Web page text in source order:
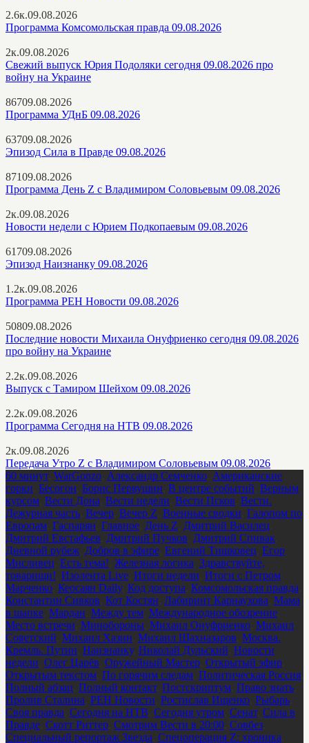
2.6к.09.08.2026
Программа Комсомольская правда 09.08.2026
2к.09.08.2026
Свежий выпуск Юрия Подоляки сегодня 09.08.2026 про
войну на Украине
86709.08.2026
Программа УДнБ 09.08.2026
63709.08.2026
Эпизод Сила в Правде 09.08.2026
87109.08.2026
Программа День Z с Владимиром Соловьевым 09.08.2026
2к.09.08.2026
Новости недели с Юрием Подкопаевым 09.08.2026
61709.08.2026
Эпизод Наизнанку 09.08.2026
1.2к.09.08.2026
Программа РЕН Новости 09.08.2026
50809.08.2026
Последние новости Михаила Онуфриенко сегодня 09.08.2026
про войну на Украине
2.2к.09.08.2026
Выпуск с Тамиром Шейхом 09.08.2026
2.2к.09.08.2026
Программа Сегодня на НТВ 09.08.2026
2к.09.08.2026
Передача Утро Z с Владимиром Соловьевым 09.08.2026
60 минут, WarGonzo Александр Семченко Американские
горки Бесогон Борис Первушин В центре событий Верным
курсом Вести Дона Вести недели Вести Псков Вести.
Дежурная часть Вечер Вечер Z Военные сводки Галопом по
Европам Гаспарян Главное День Z Дмитрий Василец
Дмитрий Евстафьев Дмитрий Пучков Дмитрий Спивак
Дневной рубеж Добров в эфире Евгений Тишковец Егор
Мисливец Есть тема! Железная логика Здравствуйте,
товарищи! Изолента Live Итоги недели Итоги с Петром
Марченко Кеосаян Daily, Код доступа Комсомольская правда
Константин Сивков Кот Костян Лабиринт Карнаухова Мама
в шапке Мардан Между тем Международное обозрение
Место встречи Минобороны Михаил Онуфриенко Михаил
Советский Михаил Хазин Михаил Шахназаров Москва.
Кремль. Путин Наизнанку, Николай Дульский Новости
недели Олег Царёв Оружейный Мастер Открытый эфир
Открытым текстом По горячим следам Политическая Россия
Полный абзац Полный контакт, Постскриптум Право знать
Пролив Сталина РЕН Новости Ростислав Ищенко Рыбарь
Своя правда Сегодня на НТВ Сегодня утром Сенат, Сила в
Правде Скотт Риттер Смотрим Вести в 20:00 Совбез
Специальный репортаж Звезда Спецоперация Z: хроника